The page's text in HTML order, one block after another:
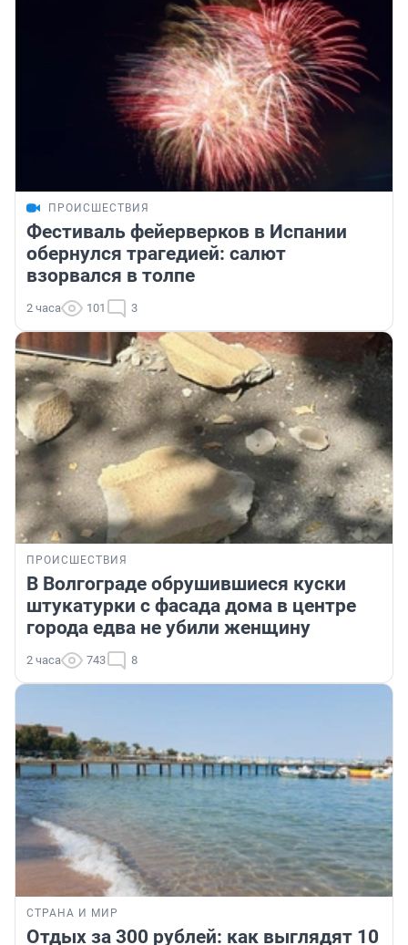
ПРОИСШЕСТВИЯ
Фестиваль фейерверков в Испании
обернулся трагедией: салют
взорвался в толпе
2 часа 101 3
ПРОИСШЕСТВИЯ
В Волгограде обрушившиеся куски
штукатурки с фасада дома в центре
города едва не убили женщину
2 часа 743 8
СТРАНА И МИР
Отдых за 300 рублей: как выглядят 10